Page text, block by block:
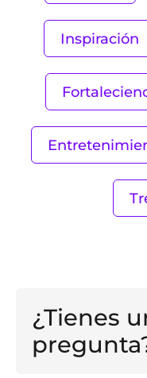
Inspiración
¿Tienes